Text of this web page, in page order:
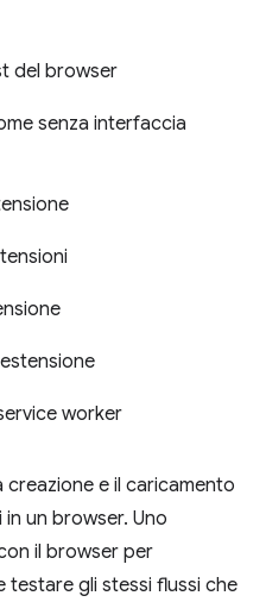
del browser
senza interfaccia
worker
e il caricamento
un browser. Uno
il browser per
testare gli stessi flussi che